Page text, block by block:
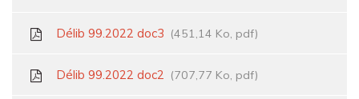
Délib 99.2022 doc3 451,14 Ko, pdf
Délib 99.2022 doc2 707,77 Ko, pdf